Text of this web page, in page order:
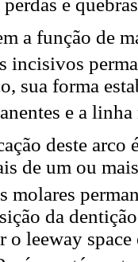
a função de
incisivos
sua forma
e a
deste arco
de um ou
molares
da
o leeway